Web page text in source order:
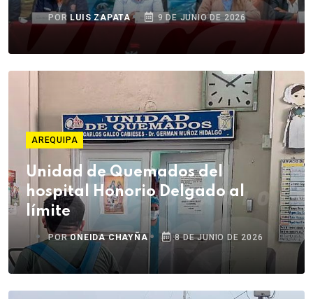
POR LUIS ZAPATA 9 DE JUNIO DE 2026
AREQUIPA
Unidad de Quemados del
hospital Honorio Delgado al
límite
PORONEIDA CHAYÑA 8 DE JUNIO DE 2026